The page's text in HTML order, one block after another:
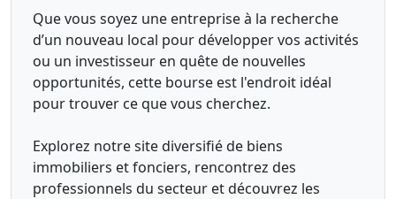
Que vous soyez une entreprise à la recherche
d’un nouveau local pour développer vos activités
ou un investisseur en quête de nouvelles
opportunités, cette bourse est l'endroit idéal
pour trouver ce que vous cherchez.
Explorez notre site diversifié de biens
immobiliers et fonciers, rencontrez des
professionnels du secteur et découvrez les